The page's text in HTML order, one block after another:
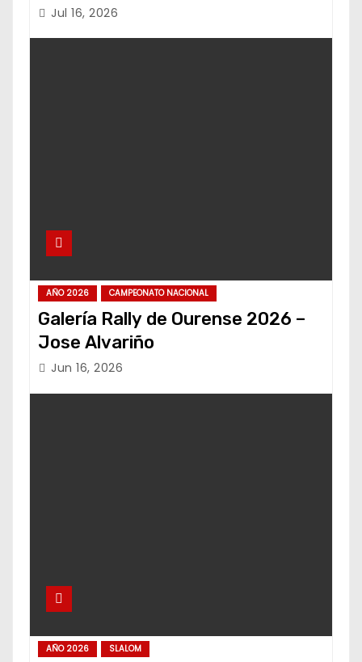
Jul 16, 2026
AÑO 2026 CAMPEONATO NACIONAL
Galería Rally de Ourense 2026 –
Jose Alvariño
Jun 16, 2026
AÑO 2026 SLALOM